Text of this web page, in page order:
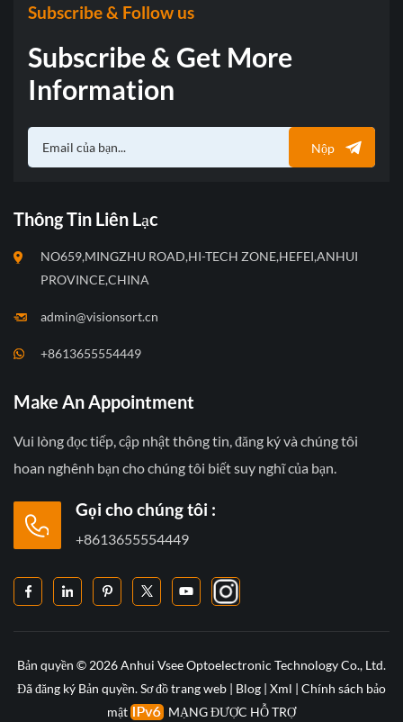
đường hàng không, giảm
diện so với nhiều loại máy sấy
khác trong và ngoài nước.
Subscribe & Follow us
Subscribe & Get More
Information
Nộp
Thông Tin Liên Lạc
NO659,MINGZHU ROAD,HI-TECH ZONE,HEFEI,ANHUI
PROVINCE,CHINA
admin@visionsort.cn
+8613655554449
Make An Appointment
Vui lòng đọc tiếp, cập nhật thông tin, đăng ký và chúng tôi
hoan nghênh bạn cho chúng tôi biết suy nghĩ của bạn.
Gọi cho chúng tôi :
+8613655554449
Bản quyền © 2026 Anhui Vsee Optoelectronic Technology Co., Ltd.
Đã đăng ký Bản quyền.Sơ đồ trang web | Blog | Xml | Chính sách bảo
mật
MẠNG ĐƯỢC HỖ TRỢ